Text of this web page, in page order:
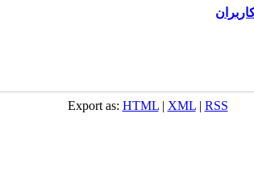
Export as: HTML| XML| RSS